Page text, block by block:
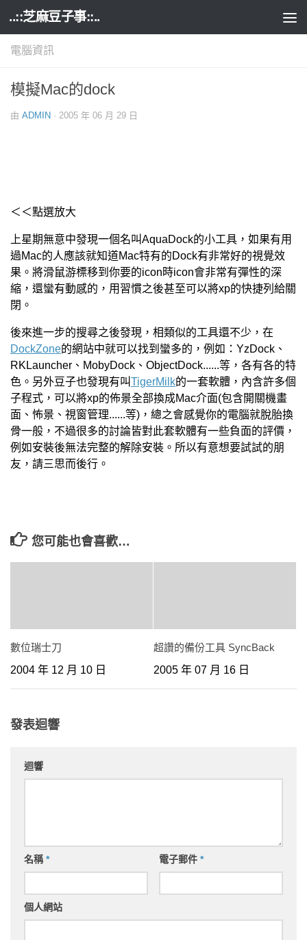
Skip to content
..::芝麻豆子事::..
電腦資訊
模擬Mac的dock
由 ADMIN · 2005 年 06 月 29 日
＜＜點選放大
上星期無意中發現一個名叫AquaDock的小工具，如果有用
過Mac的人應該就知道Mac特有的Dock有非常好的視覺效
果。將滑鼠游標移到你要的icon時icon會非常有彈性的深
縮，還蠻有動感的，用習慣之後甚至可以將xp的快捷列給關
閉。
後來進一步的搜尋之後發現，相類似的工具還不少，在
DockZone的網站中就可以找到蠻多的，例如：YzDock、
RKLauncher、MobyDock、ObjectDock......等，各有各的特
色。另外豆子也發現有叫TigerMilk的一套軟體，內含許多個
子程式，可以將xp的佈景全部換成Mac介面(包含開關機畫
面、怖景、視窗管理......等)，總之會感覺你的電腦就脫胎換
骨一般，不過很多的討論皆對此套軟體有一些負面的評價，
例如安裝後無法完整的解除安裝。所以有意想要試試的朋
友，請三思而後行。
您可能也會喜歡…
數位瑞士刀
2004 年 12 月 10 日
超讚的備份工具 SyncBack
2005 年 07 月 16 日
發表迴響
迴響
名稱* 電子郵件 *
個人網站